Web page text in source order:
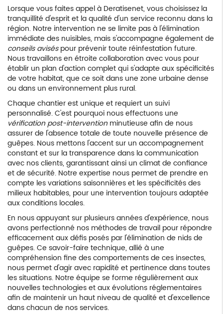
Lorsque vous faites appel à Deratisenet, vous choisissez la
tranquillité d'esprit et la qualité d'un service reconnu dans la
région. Notre intervention ne se limite pas à l'élimination
immédiate des nuisibles, mais s'accompagne également de
conseils aviséspour prévenir toute réinfestation future.
Nous travaillons en étroite collaboration avec vous pour
établir un plan d'action complet qui s'adapte aux spécificités
de votre habitat, que ce soit dans une zone urbaine dense
ou dans un environnement plus rural.
Chaque chantier est unique et requiert un suivi
personnalisé. C'est pourquoi nous effectuons une
vérification post-intervention minutieuse afin de nous
assurer de l'absence totale de toute nouvelle présence de
guêpes. Nous mettons l'accent sur un accompagnement
constant et sur la transparence dans la communication
avec nos clients, garantissant ainsi un climat de confiance
et de sécurité. Notre expertise nous permet de prendre en
compte les variations saisonnières et les spécificités des
milieux habitables, pour une intervention toujours adaptée
aux conditions locales.
En nous appuyant sur plusieurs années d'expérience, nous
avons perfectionné nos méthodes de travail pour répondre
efficacement aux défis posés par l'élimination de nids de
guêpes. Ce savoir-faire technique, allié à une
compréhension fine des comportements de ces insectes,
nous permet d'agir avec rapidité et pertinence dans toutes
les situations. Notre équipe se forme régulièrement aux
nouvelles technologies et aux évolutions réglementaires
afin de maintenir un haut niveau de qualité et d'excellence
dans chacun de nos services.